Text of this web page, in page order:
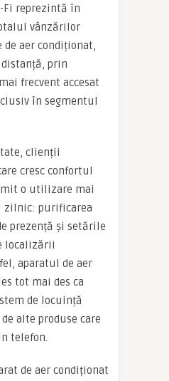
Fi reprezintă în
vânzărilor
de aer condiționat,
prin
frecvent accesat
în segmentul
clienții
cresc confortul
o utilizare mai
purificarea
prezență și setările
localizării
aparatul de aer
tot mai des ca
de locuință
alte produse care
telefon.
de aer condiționat